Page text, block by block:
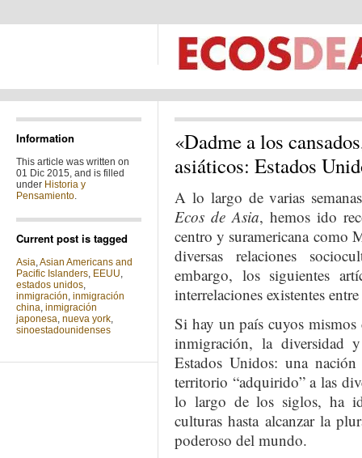
Information
This article was written on
01 Dic 2015, and is filled
under Historia y
Pensamiento.
Current post is tagged
Asia,Asian Americans and
Pacific Islanders, EEUU,
estados unidos,
inmigración, inmigración
china, inmigración
japonesa, nueva york,
sinoestadounidenses
«Dadme a los
asiáticos: Estados
A lo largo de varias
Ecos de Asia, hemos ido
centro y suramericana como
diversas relaciones
embargo, los siguientes
interrelaciones existentes
Si hay un país cuyos mismos
inmigración, la diversidad
Estados Unidos: una
territorio “adquirido” a las
lo largo de los siglos, ha
culturas hasta alcanzar la
poderoso del mundo.